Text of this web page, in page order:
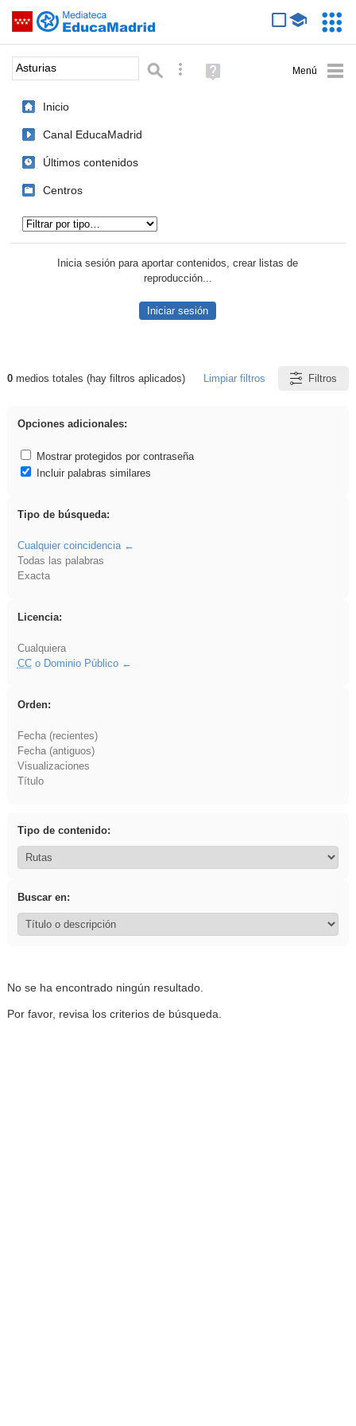
Saltar navegación
Palabra o frase: Búsqueda avanzada
Ayuda
(en
Inicio
Canal EducaMadrid
Últimos contenidos
Centros
Inicia sesión para aportar contenidos, crear listas de
reproducción...
Iniciar sesión
Resultados de: Asturias
0medios totales (hay filtros aplicados) Limpiar filtros Filtros
Opciones adicionales:
Mostrar protegidos por contraseña
Incluir palabras similares
Tipo de búsqueda:
Cualquier coincidencia
Todas las palabras
Exacta
Licencia:
Cualquiera
CCo Dominio Público
Orden:
Fecha (recientes)
Fecha (antiguos)
Visualizaciones
Título
Tipo de contenido:
Buscar en:
No se ha encontrado ningún resultado.
Por favor, revisa los criterios de búsqueda.